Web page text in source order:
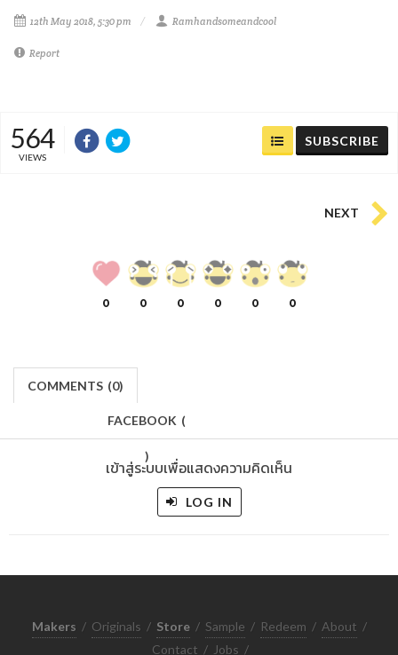
12th May 2018, 5:30 pm Ramhandsomeandcool
Report
564
VIEWS
SUBSCRIBE
NEXT
0 0 0 0 0 0
COMMENTS (0)
FACEBOOK (
)
เข้าสู่ระบบเพื่อแสดงความคิดเห็น
LOG IN
Makers / Originals / Store / Sample / Redeem / About /
Contact / Jobs /